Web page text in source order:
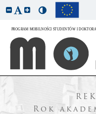
Rok